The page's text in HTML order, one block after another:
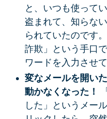
と、いつも使って
盗まれて、知らな
られていたのです
詐欺」という手口
ワードを入力させ
変なメールを開い
動かなくなった！
した」というメー